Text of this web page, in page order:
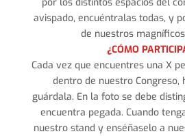
avispado, encuéntralas todas, y
de nuestros
¿CÓMO
Cada vez que encuentres una X
dentro de nuestro Congreso,
guárdala. En la foto se debe
encuentra pegada. Cuando
nuestro stand y enséñaselo a